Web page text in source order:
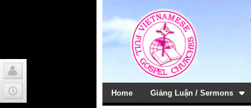
Home Giảng Luận / Sermons